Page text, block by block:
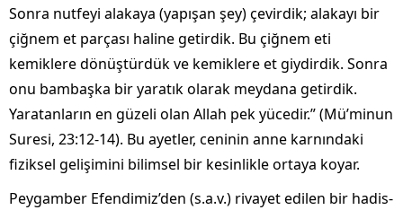
Sonra nutfeyi alakaya (yapışan şey) çevirdik; alakayı bir
çiğnem et parçası haline getirdik. Bu çiğnem eti
kemiklere dönüştürdük ve kemiklere et giydirdik. Sonra
onu bambaşka bir yaratık olarak meydana getirdik.
Yaratanların en güzeli olan Allah pek yücedir.” (Mü’minun
Suresi, 23:12-14). Bu ayetler, ceninin anne karnındaki
fiziksel gelişimini bilimsel bir kesinlikle ortaya koyar.
Peygamber Efendimiz’den (s.a.v.) rivayet edilen bir hadis-